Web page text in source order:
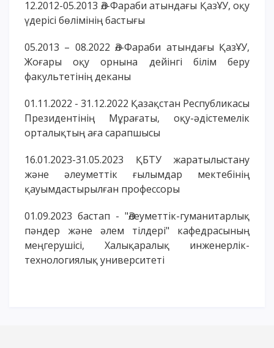
12.2012-05.2013 Әл-Фараби атындағы ҚазҰУ, оқу
үдерісі бөлімінің бастығы
05.2013 – 08.2022 Әл-Фараби атындағы ҚазҰУ,
Жоғары оқу орнына дейінгі білім беру
факультетінің деканы
01.11.2022 - 31.12.2022 Қазақстан Республикасы
Президентінің Мұрағаты, оқу-әдістемелік
орталықтың аға сарапшысы
16.01.2023-31.05.2023 ҚБТУ жаратылыстану
және әлеуметтік ғылымдар мектебінің
қауымдастырылған профессоры
01.09.2023 бастап - "Әлеуметтік-гуманитарлық
пәндер және әлем тілдері" кафедрасының
меңгерушісі, Халықаралық инженерлік-
технологиялық университеті